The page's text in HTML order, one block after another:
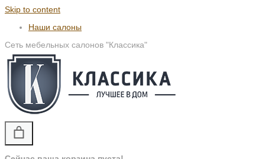
Skip to content
Наши салоны
Сеть мебельных салонов "Классика"